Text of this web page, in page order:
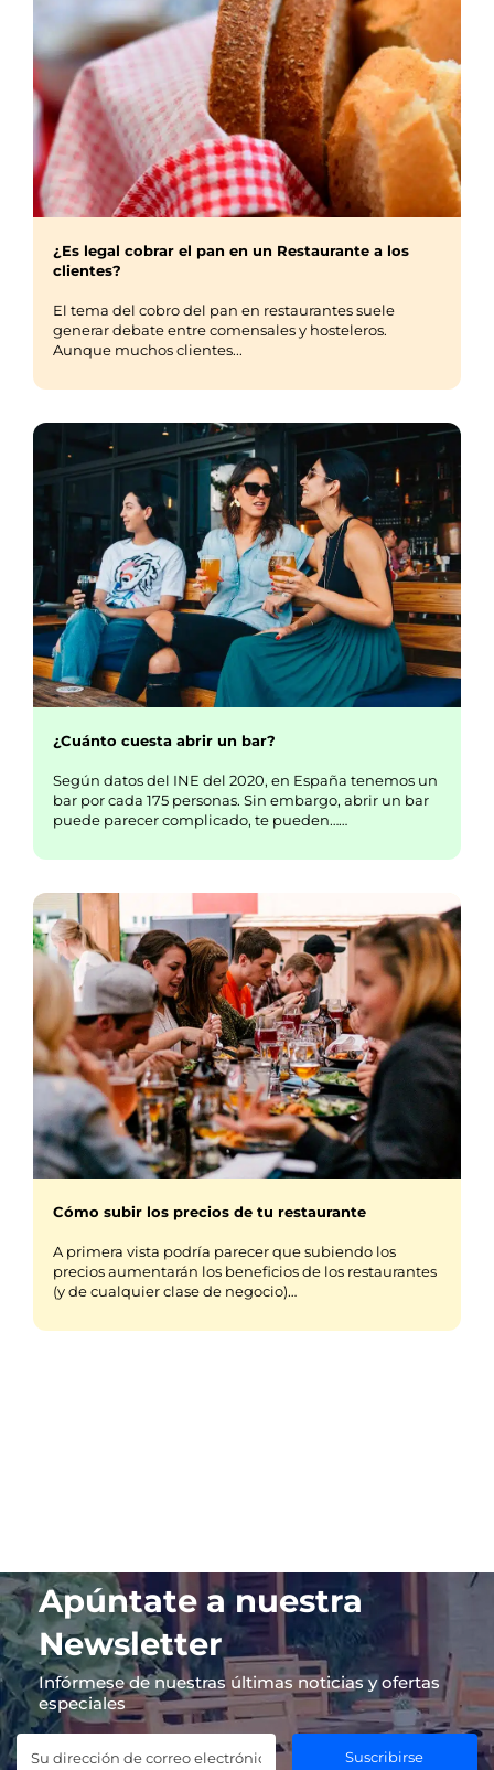
¿Es legal cobrar el pan en un Restaurante a los
clientes?
El tema del cobro del pan en restaurantes suele
generar debate entre comensales y hosteleros.
Aunque muchos clientes...
¿Cuánto cuesta abrir un bar?
Según datos del INE del 2020, en España tenemos un
bar por cada 175 personas. Sin embargo, abrir un bar
puede parecer complicado, te pueden……
Cómo subir los precios de tu restaurante
A primera vista podría parecer que subiendo los
precios aumentarán los beneficios de los restaurantes
(y de cualquier clase de negocio)…
Apúntate a nuestra
Newsletter
Infórmese de nuestras últimas noticias y ofertas
especiales
Suscribirse